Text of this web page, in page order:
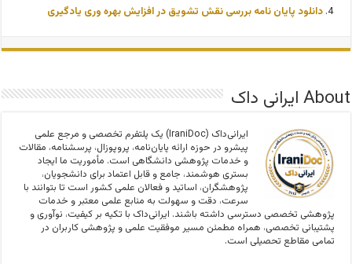
دانلود پایان نامه بررسی نقش تشویق در افزایش بهره وری یادگیری
About ایرانی داک
ایرانی‌داک (IraniDoc) یک پلتفرم تخصصی و مرجع علمی
پیشرو در حوزه ارائه پایان‌نامه، پروپوزال، پرسشنامه، مقالات
و خدمات پژوهشی دانشگاهی است. مأموریت ما ایجاد
بستری هوشمند، جامع و قابل اعتماد برای دانشجویان،
پژوهشگران، اساتید و فعالان علمی کشور است تا بتوانند با
سرعت، دقت و سهولت به منابع علمی معتبر و خدمات
پژوهشی تخصصی دسترسی داشته باشند. ایرانی‌داک با تکیه بر کیفیت، نوآوری و
پشتیبانی تخصصی، همراه مطمئن مسیر موفقیت علمی و پژوهشی کاربران در
تمامی مقاطع تحصیلی است.